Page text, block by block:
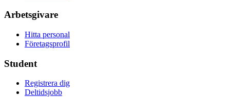
Arbetsgivare
Hitta personal
Företagsprofil
Student
Registrera dig
Deltidsjobb